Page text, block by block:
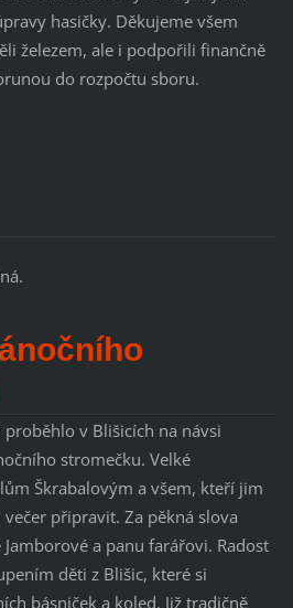
hasičky. Děkujeme všem
železem, ale i podpořili finančně
do rozpočtu sboru.
v Blišicích na návsi
stromečku. Velké
Škrabalovým a všem, kteří jim
připravit. Za pěkná slova
a panu farářovi. Radost
děti z Blišic, které si
básniček a koled. Již tradičně